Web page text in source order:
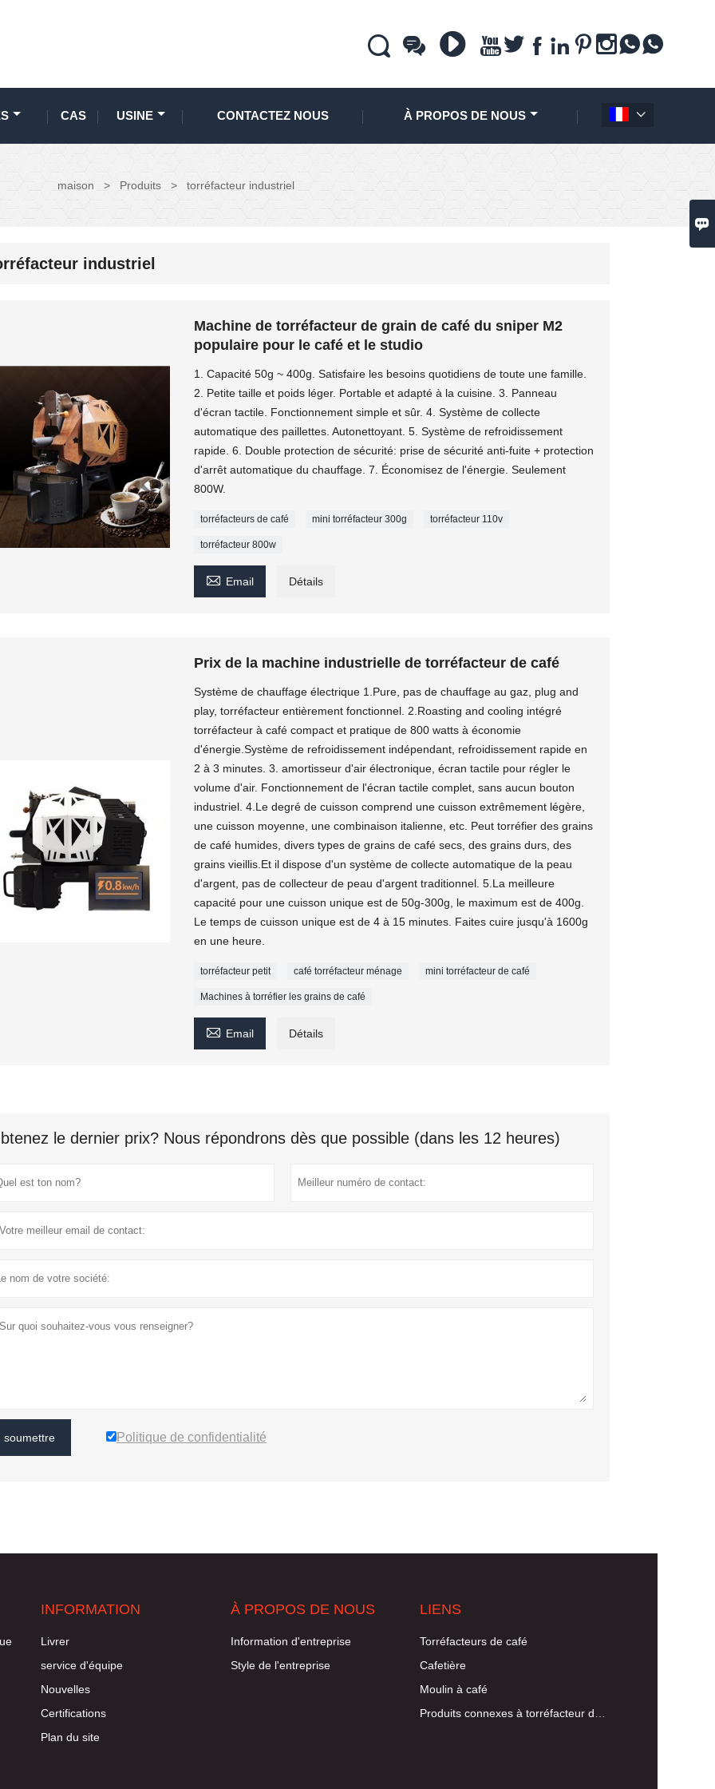

        
CAS USINE CONTACTEZ NOUS À PROPOS DE NOUS 
maison > Produits > torréfacteur industriel
industriel
Machine de torréfacteur de grain de café du sniper M2
populaire pour le café et le studio
1. Capacité 50g ~ 400g. Satisfaire les besoins quotidiens de toute une famille.
2. Petite taille et poids léger. Portable et adapté à la cuisine. 3. Panneau
d'écran tactile. Fonctionnement simple et sûr. 4. Système de collecte
automatique des paillettes. Autonettoyant. 5. Système de refroidissement
rapide. 6. Double protection de sécurité: prise de sécurité anti-fuite + protection
d'arrêt automatique du chauffage. 7. Économisez de l'énergie. Seulement
800W.
torréfacteurs de café mini torréfacteur 300g torréfacteur 110v
torréfacteur 800w
 Email Détails
Prix ​​de la machine industrielle de torréfacteur de café
Système de chauffage électrique 1.Pure, pas de chauffage au gaz, plug and
play, torréfacteur entièrement fonctionnel. 2.Roasting and cooling intégré
torréfacteur à café compact et pratique de 800 watts à économie
d'énergie.Système de refroidissement indépendant, refroidissement rapide en
2 à 3 minutes. 3. amortisseur d'air électronique, écran tactile pour régler le
volume d'air. Fonctionnement de l'écran tactile complet, sans aucun bouton
industriel. 4.Le degré de cuisson comprend une cuisson extrêmement légère,
une cuisson moyenne, une combinaison italienne, etc. Peut torréfier des grains
de café humides, divers types de grains de café secs, des grains durs, des
grains vieillis.Et il dispose d'un système de collecte automatique de la peau
d'argent, pas de collecteur de peau d'argent traditionnel. 5.La meilleure
capacité pour une cuisson unique est de 50g-300g, le maximum est de 400g.
Le temps de cuisson unique est de 4 à 15 minutes. Faites cuire jusqu'à 1600g
en une heure.
torréfacteur petit café torréfacteur ménage mini torréfacteur de café
Machines à torréfier les grains de café
 Email Détails
le dernier prix? Nous répondrons dès que possible (dans les 12 heures)
soumettre Politique de confidentialité
INFORMATION
Livrer
service d'équipe
Nouvelles
Certifications
Plan du site
À PROPOS DE NOUS
Information d'entreprise
Style de l'entreprise
LIENS
Torréfacteurs de café
Cafetière
Moulin à café